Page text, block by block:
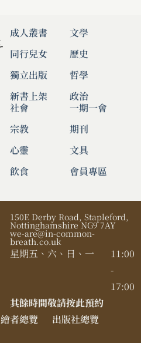
成人叢書
同行兒女
獨立出版
新書上架
文學
歷史
哲學
政治
社會
宗教
心靈
飲食
一期一會
期刊
文具
會員專區
150E Derby Road, Stapleford,
Nottinghamshire NG9 7AY
we-are@in-common-
breath.co.uk
星期五、六、日、一
11:00
-
17:00
其餘時間敬請按此預約
繪者總覽
出版社總覽